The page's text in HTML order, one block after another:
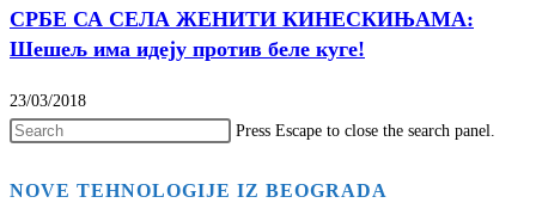
СРБЕ СА СЕЛА ЖЕНИТИ КИНЕСКИЊАМА:
Шешељ има идеју против беле куге!
23/03/2018
Press Escape to close the search panel.
NOVE TEHNOLOGIJE IZ BEOGRADA